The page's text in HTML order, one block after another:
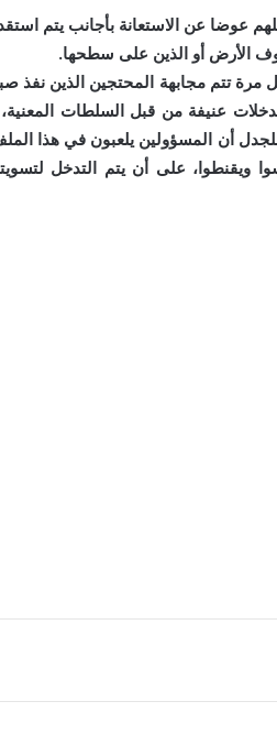
عوضا عن الاستعانة بأجانب يتم
الأرض أو الذين على سطحها.
تتم مجابهة المحتجين الذين نفذ
عنيفة من قبل السلطات
أن المسؤولين يلعبون في هذا
ويقنطوا، على أن يتم التدخل